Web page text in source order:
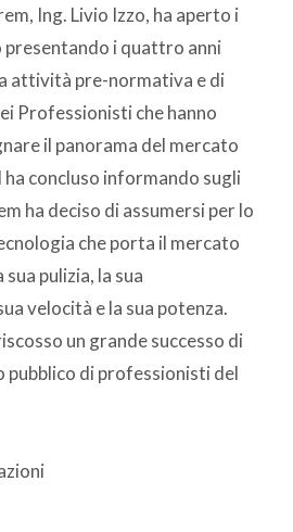
Ing. Livio Izzo, ha aperto i
i quattro anni
attività pre-normativa e di
Professionisti che hanno
il panorama del mercato
ha concluso informando sugli
ha deciso di assumersi per lo
che porta il mercato
pulizia, la sua
velocità e la sua potenza.
un grande successo di
di professionisti del